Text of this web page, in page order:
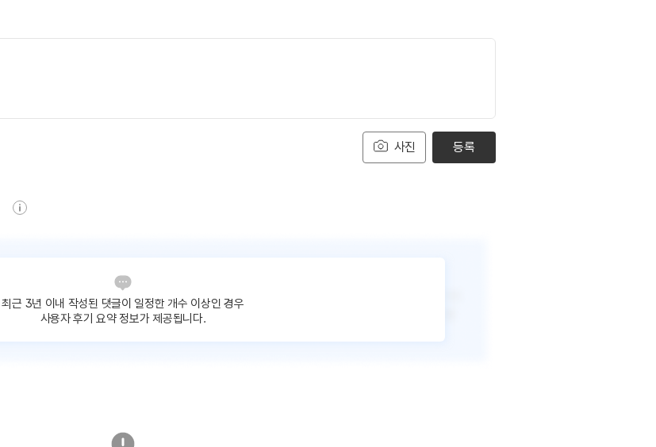
사진 등록
최근 3년 이내 작성된 댓글이 일정한 개수 이상인 경우
사용자 후기 요약 정보가 제공됩니다.